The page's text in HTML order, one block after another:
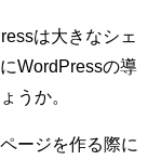
は大きなシェ
WordPressの導
うか。
ージを作る際に